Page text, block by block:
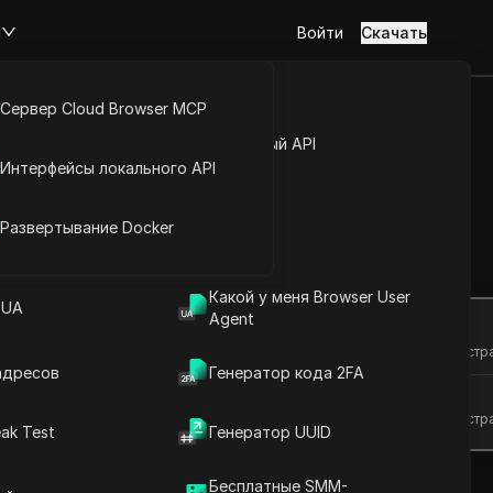
Открытый API
Какой у меня Browser User
Agent
Генератор кода 2FA
Test Генератор UUID
Бесплатные SMM-
Сервер Cloud Browser MCP
Интерфейсы локального API
Развертывание Docker
Войти Скачать
лёгкостью
Задайте вопросы об этой
Задайте вопросы об этой